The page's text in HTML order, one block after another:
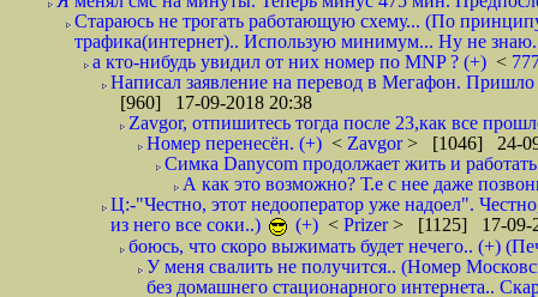
Стараюсь не трогать работающую схему... (По
трафика(интернет).. Использую минимум... Ну не
а кто-нибудь увидил от них номер по MNP ? (+) <
Написал заявление на перевод в Мегафон.
[960] 17-09-2018 20:38
Zavgor, отпишитесь тогда после 23,как все
Номер перенесён. (+) < Zavgor> [1046] 24-
Симка Danycom продолжает жить и
А как это возможно? Т.е с нее даже
Ц:-"Честно, этот недооператор уже надоел".
из него все соки..)
(+) < Prizer> [1125] 17-09-
боюсь, что скоро выжимать будет нечего.. (+)
У меня свалить не получится.. (Номер
без домашнего стационарного интернета..